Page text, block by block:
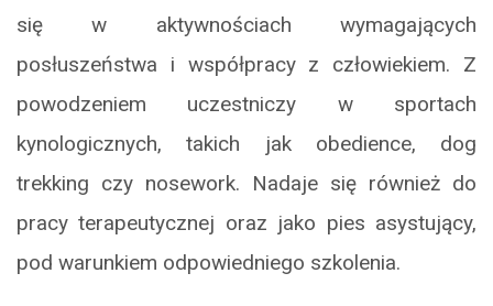
się w aktywnościach wymagających
posłuszeństwa i współpracy z człowiekiem. Z
powodzeniem uczestniczy w sportach
kynologicznych, takich jak obedience, dog
trekking czy nosework. Nadaje się również do
pracy terapeutycznej oraz jako pies asystujący,
pod warunkiem odpowiedniego szkolenia.